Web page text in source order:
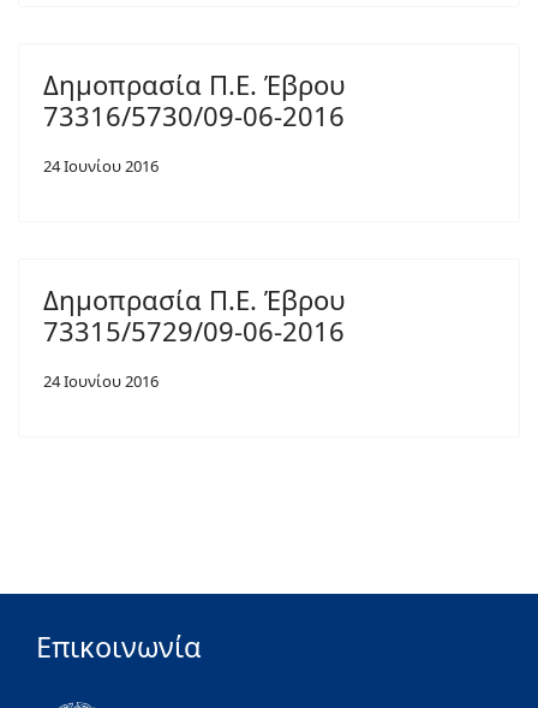
Δημοπρασία Π.Ε. Έβρου
73316/5730/09-06-2016
24 Ιουνίου 2016
Δημοπρασία Π.Ε. Έβρου
73315/5729/09-06-2016
24 Ιουνίου 2016
Επικοινωνία